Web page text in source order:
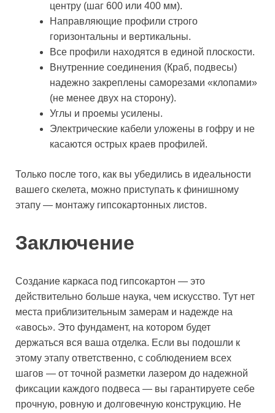
центру (шаг 600 или 400 мм).
Направляющие профили строго
горизонтальны и вертикальны.
Все профили находятся в единой плоскости.
Внутренние соединения (Краб, подвесы)
надежно закреплены саморезами «клопами»
(не менее двух на сторону).
Углы и проемы усилены.
Электрические кабели уложены в гофру и не
касаются острых краев профилей.
Только после того, как вы убедились в идеальности
вашего скелета, можно приступать к финишному
этапу — монтажу гипсокартонных листов.
Заключение
Создание каркаса под гипсокартон — это
действительно больше наука, чем искусство. Тут нет
места приблизительным замерам и надежде на
«авось». Это фундамент, на котором будет
держаться вся ваша отделка. Если вы подошли к
этому этапу ответственно, с соблюдением всех
шагов — от точной разметки лазером до надежной
фиксации каждого подвеса — вы гарантируете себе
прочную, ровную и долговечную конструкцию. Не